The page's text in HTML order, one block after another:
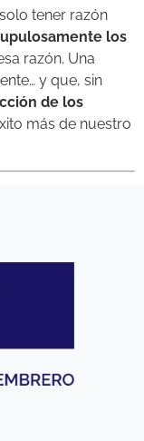
tener razón
los
razón. Una
y que, sin
de los
más de nuestro